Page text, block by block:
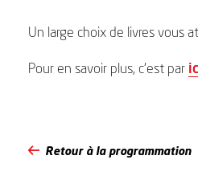
Un large choix de livres vous
Pour en savoir plus, c’est par
Retour à la programmation